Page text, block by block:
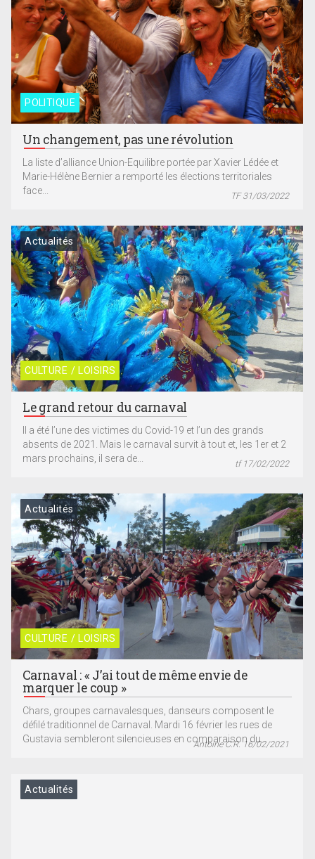
POLITIQUE
Un changement, pas une révolution
La liste d’alliance Union-Equilibre portée par Xavier Lédée et
Marie-Hélène Bernier a remporté les élections territoriales
face...
TF 31/03/2022
CULTURE / LOISIRS
Actualités
Le grand retour du carnaval
Il a été l’une des victimes du Covid-19 et l’un des grands
absents de 2021. Mais le carnaval survit à tout et, les 1er et 2
mars prochains, il sera de...
tf 17/02/2022
CULTURE / LOISIRS
Actualités
Carnaval : « J’ai tout de même envie de
marquer le coup »
Chars, groupes carnavalesques, danseurs composent le
défilé traditionnel de Carnaval. Mardi 16 février les rues de
Gustavia sembleront silencieuses en comparaison du...
Antoine C.R. 16/02/2021
Actualités